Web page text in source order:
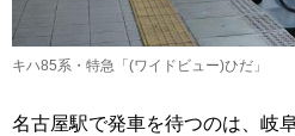
キハ85系・特急「(ワイドビュー)ひだ」
名古屋駅で発車を待つのは、岐